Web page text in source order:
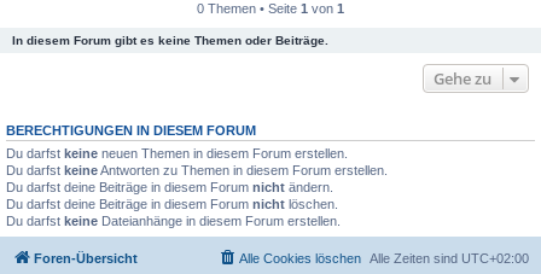
0 Themen • Seite 1 von 1
In diesem Forum gibt es keine Themen oder Beiträge.
Gehe zu
BERECHTIGUNGEN IN DIESEM FORUM
Du darfst keine neuen Themen in diesem Forum erstellen.
Du darfst keineAntworten zu Themen in diesem Forum erstellen.
Du darfst deine Beiträge in diesem Forum nicht ändern.
Du darfst deine Beiträge in diesem Forum nicht löschen.
Du darfst keine Dateianhänge in diesem Forum erstellen.
Foren-Übersicht Alle Zeiten sind UTC+02:00
Alle Cookies löschen